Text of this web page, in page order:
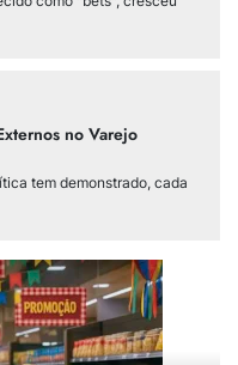
no Varejo
tem demonstrado, cada